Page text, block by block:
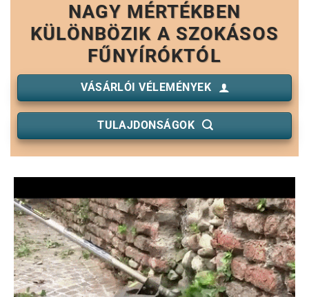
NAGY MÉRTÉKBEN
KÜLÖNBÖZIK A SZOKÁSOS
FŰNYÍRÓKTÓL
VÁSÁRLÓI VÉLEMÉNYEK
TULAJDONSÁGOK